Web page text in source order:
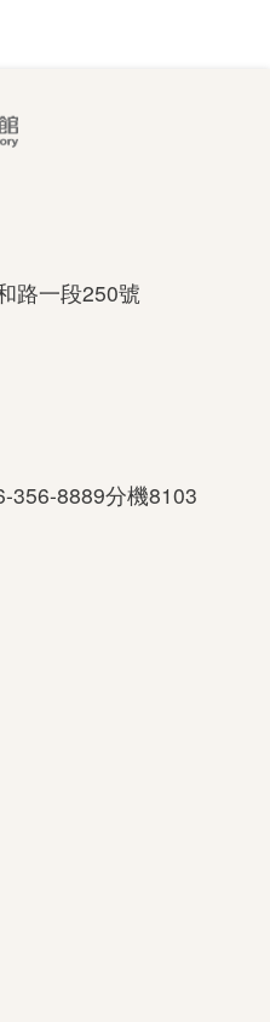
路一段250號
356-8889分機8103